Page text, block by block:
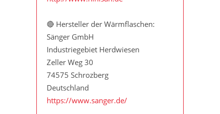
🔴 Hersteller der Wärmflaschen:
Sänger GmbH
Industriegebiet Herdwiesen
Zeller Weg 30
74575 Schrozberg
Deutschland
https://www.sanger.de/